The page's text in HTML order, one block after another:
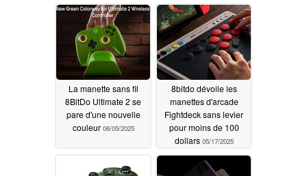
La manette sans fil
8BitDo Ultimate 2 se
pare d'une nouvelle
couleur 06/05/2025
8bitdo dévoile les
manettes d'arcade
Fightdeck sans levier
pour moins de 100
dollars 05/17/2025